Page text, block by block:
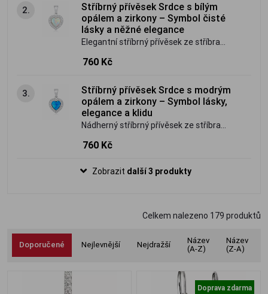
opál okouzlí svou hrou barev a
romantickým vzhledem.
2.
Stříbrný přívěsek Srdce s bílým
opálem a zirkony – Symbol čisté
lásky a něžné elegance
Elegantní stříbrný přívěsek ze stříbra
ryzosti 925/1000 ve tvaru srdce zdobený
romantiky a nadčasové krásy, který
rozzáří každý outfit.
760 Kč
3.
Stříbrný přívěsek Srdce s modrým
opálem a zirkony – Symbol lásky,
elegance a klidu
Nádherný stříbrný přívěsek ze stříbra
ryzosti 925/1000 ve tvaru srdce zdobený
zirkony. Elegantní šperk, který spojuje
760 Kč
Zobrazit další 3 produkty
Celkem nalezeno 179 produktů
Doporučené Nejlevnější Nejdražší
Název
(A-Z)
Název
(Z-A)
Doprava zdarma